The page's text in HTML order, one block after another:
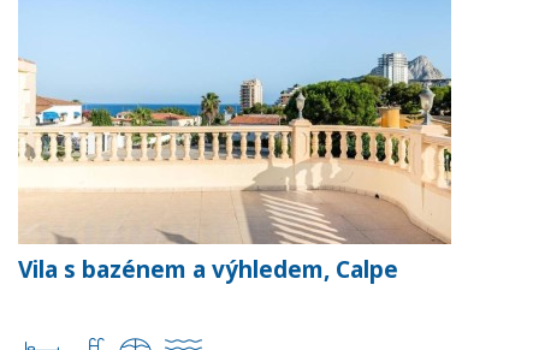
Vila s bazénem a výhledem, Calpe